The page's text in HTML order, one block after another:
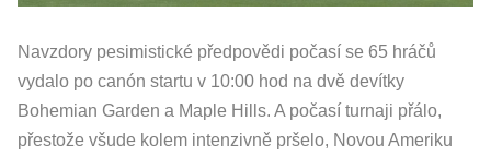
Navzdory pesimistické předpovědi počasí se 65 hráčů
vydalo po canón startu v 10:00 hod na dvě devítky
Bohemian Garden a Maple Hills. A počasí turnaji přálo,
přestože všude kolem intenzivně pršelo, Novou Ameriku